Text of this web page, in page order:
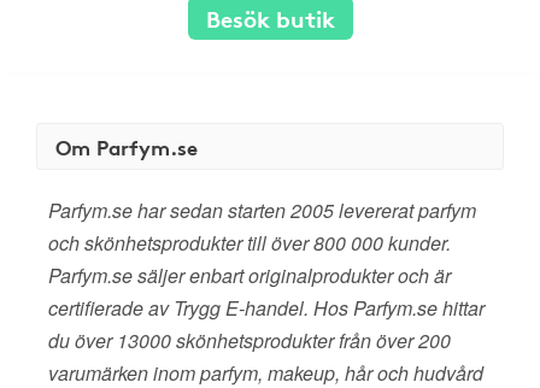
Besök butik
Om Parfym.se
Parfym.se har sedan starten 2005 levererat parfym
och skönhetsprodukter till över 800 000 kunder.
Parfym.se säljer enbart originalprodukter och är
certifierade av Trygg E-handel. Hos Parfym.se hittar
du över 13000 skönhetsprodukter från över 200
varumärken inom parfym, makeup, hår och hudvård